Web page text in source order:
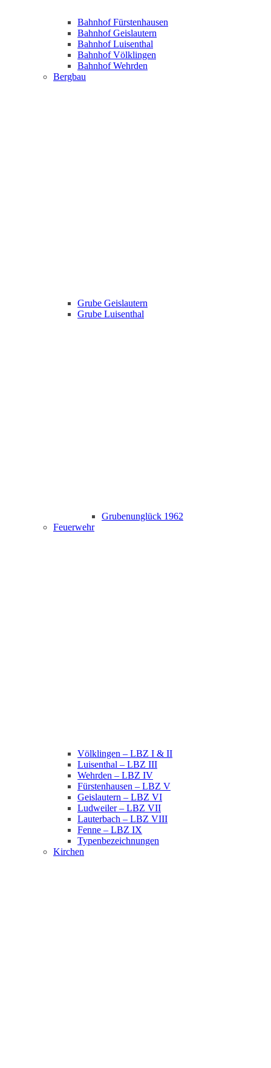
Bahnhof Fürstenhausen
Bahnhof Geislautern
Bahnhof Luisenthal
Bahnhof Völklingen
Bahnhof Wehrden
Bergbau
Grube Geislautern
Grube Luisenthal
Grubenunglück 1962
Feuerwehr
Völklingen – LBZ I & II
Luisenthal – LBZ III
Wehrden – LBZ IV
Fürstenhausen – LBZ V
Geislautern – LBZ VI
Ludweiler – LBZ VII
Lauterbach – LBZ VIII
Fenne – LBZ IX
Typenbezeichnungen
Kirchen